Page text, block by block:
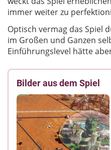
immer weiter zu
Optisch vermag das Spiel
im Großen und Ganzen
Einführungslevel hätte
Bilder aus dem Spiel